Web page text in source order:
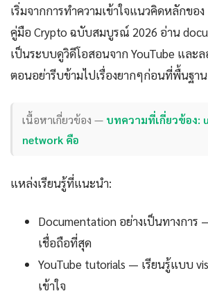
เริ่มจากการทำความเข้าใจแนวคิดหลักขอ
คู่มือ Crypto ฉบับสมบูรณ์ 2026 อ่าน
เป็นระบบดูวิดีโอสอนจาก YouTube และ
ตอนอย่ารีบข้ามไปเรื่องยากๆก่อนที่พื้นฐา
เนื้อหาเกี่ยวข้อง — บทความที่เกี่ยวข้อง:
network คือ
แหล่งเรียนรู้ที่แนะนำ:
Documentation อย่างเป็นทางกา
เชื่อถือที่สุด
YouTube tutorials — เรียนรู้แบบ
เข้าใจ